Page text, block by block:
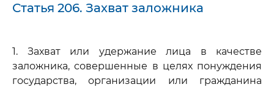
Статья 206. Захват заложника
1. Захват или удержание лица в качестве
заложника, совершенные в целях понуждения
государства, организации или гражданина